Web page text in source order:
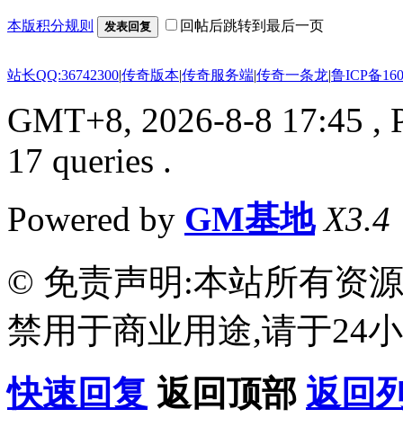
本版积分规则 发表回复 回帖后跳转到最后一页
站长QQ:36742300|传奇版本|传奇服务端|传奇一条龙|鲁ICP备
GMT+8, 2026-8-8 17:45 ,
17 queries .
Powered by GM基地 X3.4
© 免责声明:本站所有资
禁用于商业用途,请于24
快速回复 返回顶部 返回